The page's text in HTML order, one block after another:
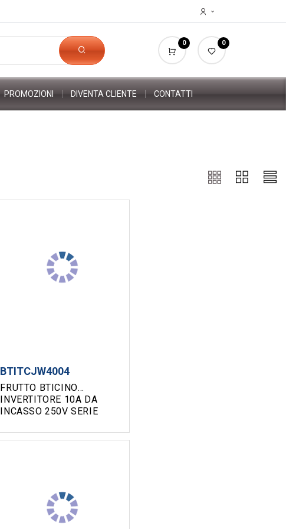
0 0
PROMOZIONI DIVENTA CLIENTE CONTATTI
FRUTTO BTICINO
INVERTITORE 10A DA
INCASSO 250V SERIE
BTITCJW4004